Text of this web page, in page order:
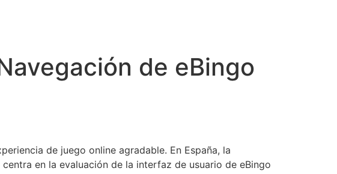
de eBingo
de juego online agradable. En España, la
en la evaluación de la interfaz de usuario de eBingo